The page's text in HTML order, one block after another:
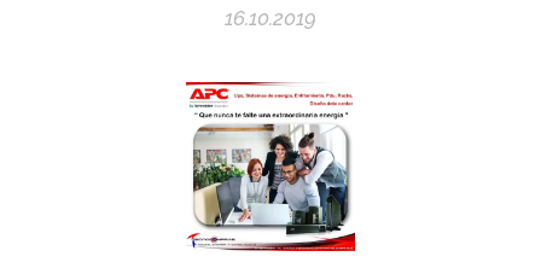
16.10.2019